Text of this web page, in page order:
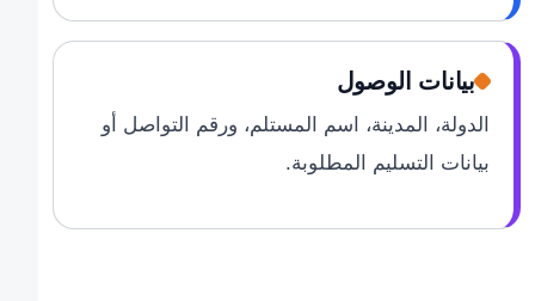
بيانات الوصول
الدولة، المدينة، اسم المستلم، ورقم التواصل أو
بيانات التسليم المطلوبة.